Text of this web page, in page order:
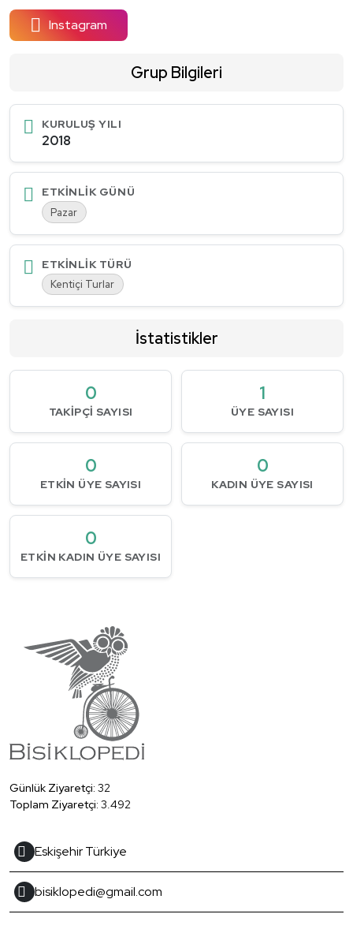
Instagram
Grup Bilgileri
KURULUŞ YILI
2018
ETKINLIK GÜNÜ
Pazar
ETKINLIK TÜRÜ
Kentiçi Turlar
İstatistikler
0
TAKIPÇI SAYISI
1
ÜYE SAYISI
0
ETKIN ÜYE SAYISI
0
KADIN ÜYE SAYISI
0
ETKIN KADIN ÜYE SAYISI
Günlük Ziyaretçi: 32
Toplam Ziyaretçi: 3.492
Eskişehir Türkiye
bisiklopedi@gmail.com